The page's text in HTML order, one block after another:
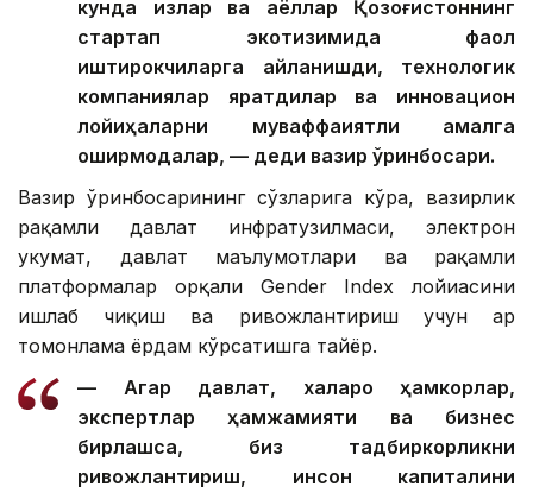
кунда қизлар ва аёллар Қозоғистоннинг
стартап экотизимида фаол
иштирокчиларга айланишди, технологик
компаниялар яратдилар ва инновацион
лойиҳаларни муваффақиятли амалга
оширмоқдалар, — деди вазир ўринбосари.
Вазир ўринбосарининг сўзларига кўра, вазирлик
рақамли давлат инфратузилмаси, электрон
ҳукумат, давлат маълумотлари ва рақамли
платформалар орқали Gender Index лойиҳасини
ишлаб чиқиш ва ривожлантириш учун ҳар
томонлама ёрдам кўрсатишга тайёр.
— Агар давлат, халқаро ҳамкорлар,
экспертлар ҳамжамияти ва бизнес
бирлашса, биз тадбиркорликни
ривожлантириш, инсон капиталини